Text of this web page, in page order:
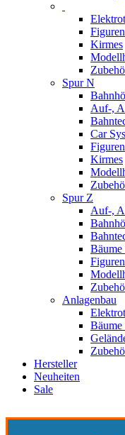
Figuren
Kirmes
Spur N
Auf-,
Car
Figuren
Kirmes
Spur Z
Auf-,
Figuren
Anlagenbau
Hersteller
Neuheiten
Sale